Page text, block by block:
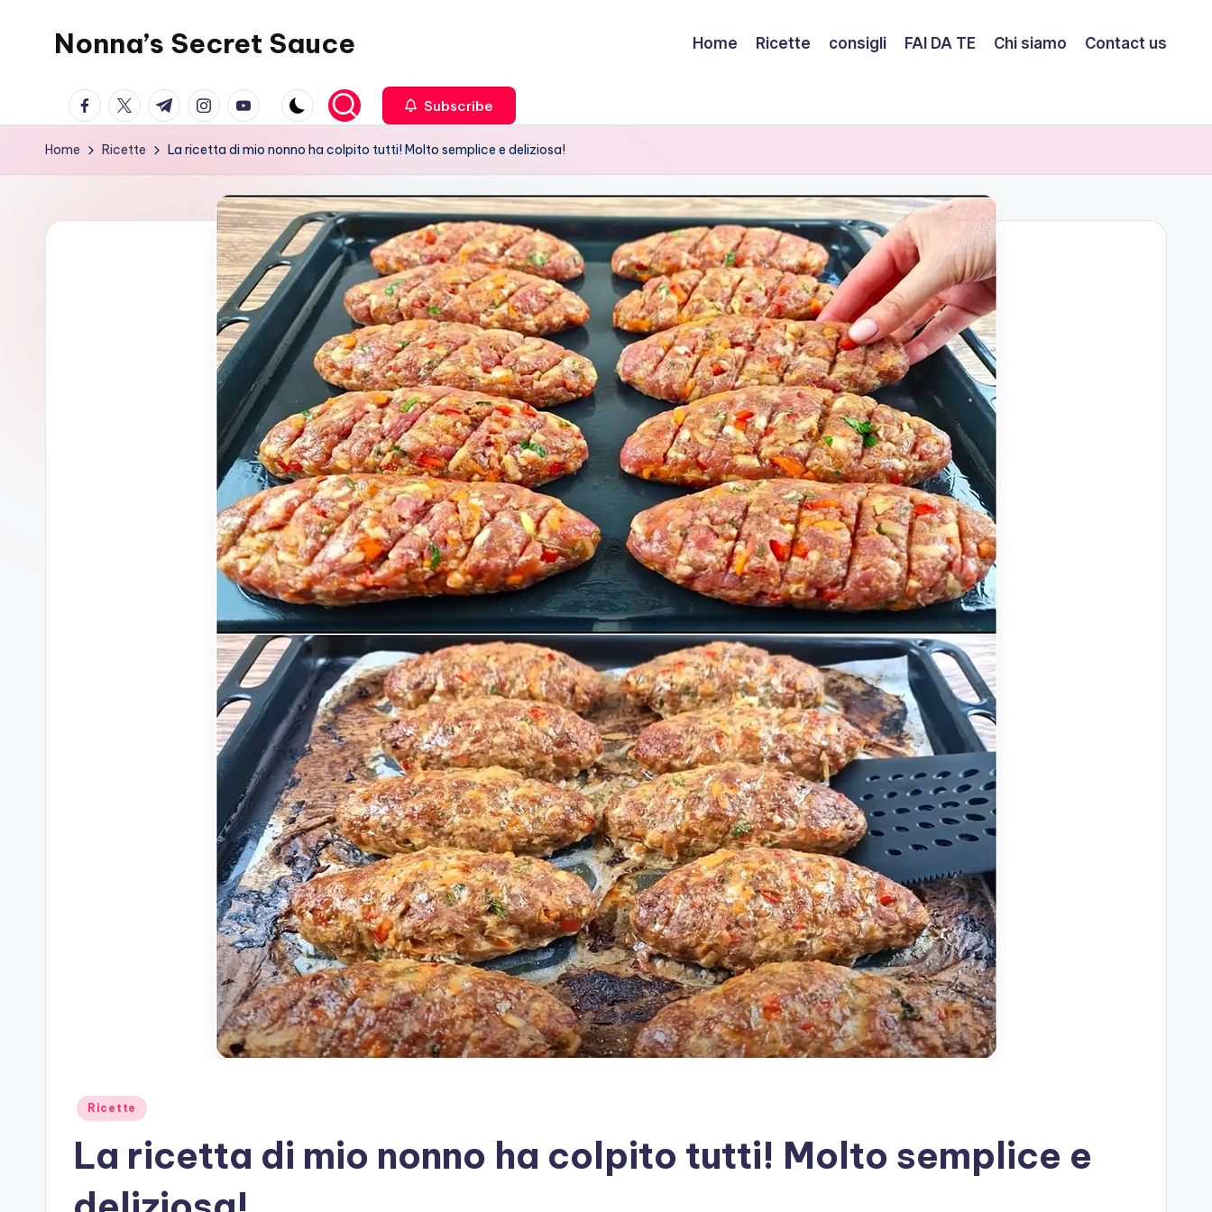
Nonna’s Secret Sauce Home Ricette consigli FAI DA TE Chi siamo Contact us
facebook.com
twitter.com
t.me instagram.com
youtube.com Subscribe
Home Ricette La ricetta di mio nonno ha colpito tutti! Molto semplice e deliziosa!
Posted
Ricette
La ricetta di mio nonno ha colpito tutti! Molto semplice e